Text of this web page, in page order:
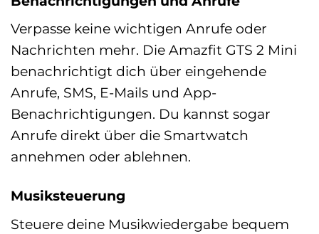
Verpasse keine wichtigen Anrufe oder
Nachrichten mehr. Die Amazfit GTS 2 Mini
benachrichtigt dich über eingehende
Anrufe, SMS, E-Mails und App-
Benachrichtigungen. Du kannst sogar
Anrufe direkt über die Smartwatch
annehmen oder ablehnen.
Musiksteuerung
Steuere deine Musikwiedergabe bequem